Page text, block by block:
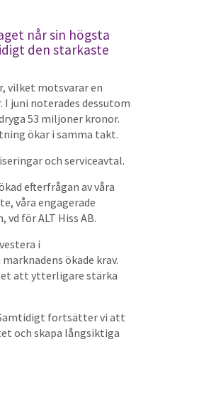
når sin högsta
den starkaste
vilket motsvarar en
juni noterades dessutom
53 miljoner kronor.
ökar i samma takt.
och serviceavtal.
efterfrågan av våra
våra engagerade
för ALT Hiss AB.
i
ökade krav.
att ytterligare stärka
fortsätter vi att
och skapa långsiktiga